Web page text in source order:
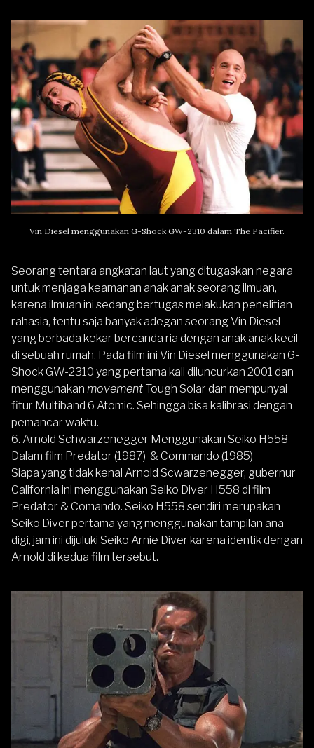
Vin Diesel menggunakan G-Shock GW-2310 dalam The Pacifier.
Seorang tentara angkatan laut yang ditugaskan negara
untuk menjaga keamanan anak anak seorang ilmuan,
karena ilmuan ini sedang bertugas melakukan penelitian
rahasia, tentu saja banyak adegan seorang Vin Diesel
yang berbada kekar bercanda ria dengan anak anak kecil
di sebuah rumah. Pada film ini Vin Diesel menggunakan G-
Shock GW-2310 yang pertama kali diluncurkan 2001 dan
menggunakan movement Tough Solar dan mempunyai
fitur Multiband 6 Atomic. Sehingga bisa kalibrasi dengan
pemancar waktu.
6. Arnold Schwarzenegger Menggunakan Seiko H558
Dalam film Predator (1987) & Commando (1985)
Siapa yang tidak kenal Arnold Scwarzenegger, gubernur
California ini menggunakan Seiko Diver H558 di film
Predator & Comando. Seiko H558 sendiri merupakan
Seiko Diver pertama yang menggunakan tampilan ana-
digi, jam ini dijuluki Seiko Arnie Diver karena identik dengan
Arnold di kedua film tersebut.